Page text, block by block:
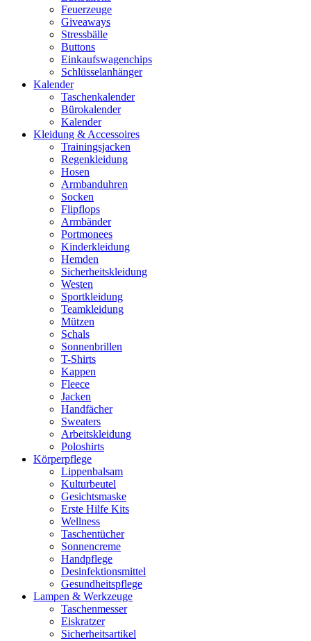
Feuerzeuge
Giveaways
Stressbälle
Buttons
Einkaufswagenchips
Schlüsselanhänger
Kalender
Taschenkalender
Bürokalender
Kalender
Kleidung & Accessoires
Trainingsjacken
Regenkleidung
Hosen
Armbanduhren
Socken
Flipflops
Armbänder
Portmonees
Kinderkleidung
Hemden
Sicherheitskleidung
Westen
Sportkleidung
Teamkleidung
Mützen
Schals
Sonnenbrillen
T-Shirts
Kappen
Fleece
Jacken
Handfächer
Sweaters
Arbeitskleidung
Poloshirts
Körperpflege
Lippenbalsam
Kulturbeutel
Gesichtsmaske
Erste Hilfe Kits
Wellness
Taschentücher
Sonnencreme
Handpflege
Desinfektionsmittel
Gesundheitspflege
Lampen & Werkzeuge
Taschenmesser
Eiskratzer
Sicherheitsartikel